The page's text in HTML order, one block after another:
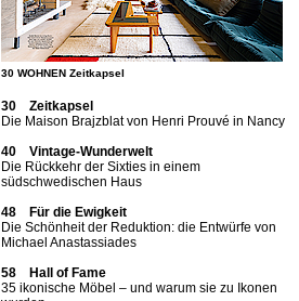
30 WOHNEN Zeitkapsel
30 Zeitkapsel
Die Maison Brajzblat von Henri Prouvé in Nancy
40 Vintage-Wunderwelt
Die Rückkehr der Sixties in einem
südschwedischen Haus
48 Für die Ewigkeit
Die Schönheit der Reduktion: die Entwürfe von
Michael Anastassiades
58 Hall of Fame
35 ikonische Möbel – und warum sie zu Ikonen